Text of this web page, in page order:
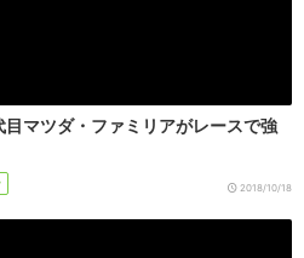
マツダ・ファミリアがレースで強
2018/10/18